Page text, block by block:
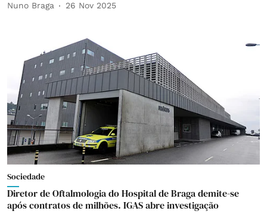
Nuno Braga 26 Nov 2025
Sociedade
Diretor de Oftalmologia do Hospital de Braga demite-se
após contratos de milhões. IGAS abre investigação